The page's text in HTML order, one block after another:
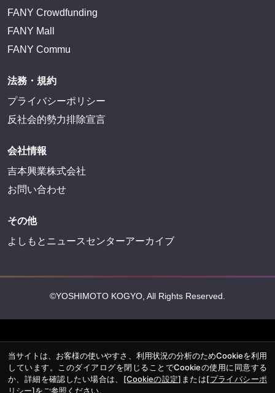
FANY Crowdfunding
FANY Mall
FANY Commu
法務・規約
プライバシーポリシー
反社会的勢力排除宣言
会社情報
吉本興業株式会社
お問い合わせ
その他
よしもとニュースセンターアーカイブ
©YOSHIMOTO KOGYO, All Rights Reserved.
当サイトは、お客様の使いやすさ、利用状況の分析のためCookieを利用
しています。このダイアログを閉じることでCookieの使用に同意する
か、詳細を確認したい場合は、 [Cookieの設定] または[プライバシーポ
リシー]をご参照ください。